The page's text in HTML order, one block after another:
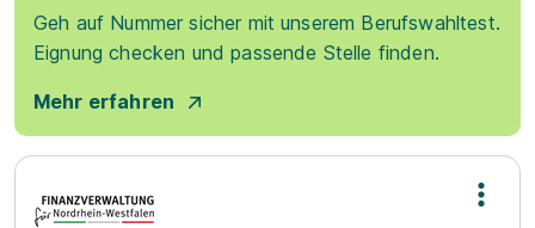
Geh auf Nummer sicher mit unserem Berufswahltest.
Eignung checken und passende Stelle finden.
Mehr erfahren